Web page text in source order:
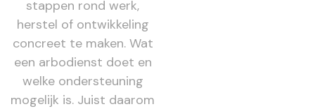
stappen rond werk,
herstel of ontwikkeling
concreet te maken. Wat
een arbodienst doet en
welke ondersteuning
mogelijk is. Juist daarom